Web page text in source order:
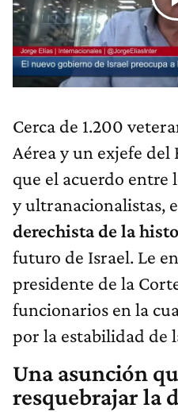
Cerca de 1.200
Aérea y un exjefe
que el acuerdo entre
y ultranacionalistas,
derechista de la
futuro de Israel. Le
presidente de la
funcionarios en la
por la estabilidad de
Una asunción
resquebrajar la